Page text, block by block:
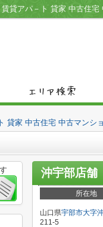
貸家 中古住宅 中古マンシ
沖宇部店舗
所在地
山口県宇部市大字
211-5